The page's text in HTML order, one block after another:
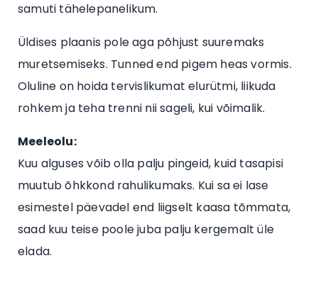
samuti tähelepanelikum.
Üldises plaanis pole aga põhjust suuremaks
muretsemiseks. Tunned end pigem heas vormis.
Oluline on hoida tervislikumat elurütmi, liikuda
rohkem ja teha trenni nii sageli, kui võimalik.
Meeleolu:
Kuu alguses võib olla palju pingeid, kuid tasapisi
muutub õhkkond rahulikumaks. Kui sa ei lase
esimestel päevadel end liigselt kaasa tõmmata,
saad kuu teise poole juba palju kergemalt üle
elada.